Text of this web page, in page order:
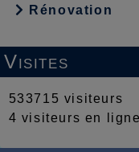
Rénovation
Visites
533715 visiteurs
4 visiteurs en ligne